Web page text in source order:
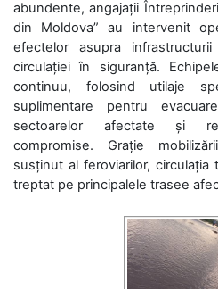
abundente, angajații
din Moldova” au intervenit
efectelor asupra
circulației în siguranță.
continuu, folosind utilaje
suplimentare pentru
sectoarelor afectate și
compromise. Grație
susținut al feroviarilor,
treptat pe principalele trasee